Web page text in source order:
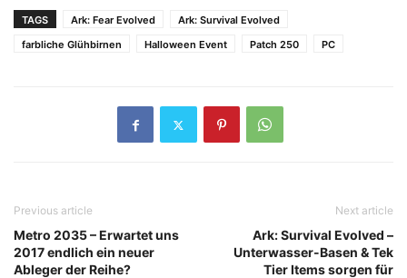
TAGS Ark: Fear Evolved
Ark: Survival Evolved
farbliche Glühbirnen
Halloween Event Patch 250 PC
Previous article
Metro 2035 – Erwartet uns
2017 endlich ein neuer
Ableger der Reihe?
Next article
Ark: Survival Evolved –
Unterwasser-Basen & Tek
Tier Items sorgen für